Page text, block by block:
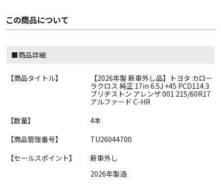
この商品について
■商品詳細
【商品タイトル】
【2026年製 新車外し品】トヨタ カロー
ラクロス 純正 17in 6.5J +45 PCD114.3
ブリヂストン アレンザ 001 215/60R17
アルファード C-HR
【数量】
4本
【商品管理番号】
TU26044700
【セールスポイント】
新車外し
2026年製造